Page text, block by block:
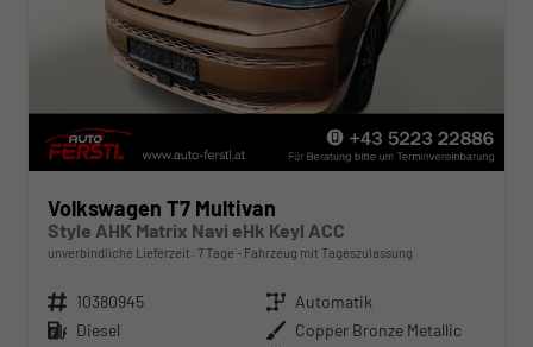
Volkswagen T7 Multivan
Style AHK Matrix Navi eHk Keyl ACC
unverbindliche Lieferzeit: 7 Tage Fahrzeug mit Tageszulassung
Fahrzeugnr. 10380945 Getriebe Automatik
Kraftstoff Diesel Außenfarbe Copper Bronze Metallic